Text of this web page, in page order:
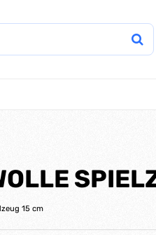
15 cm